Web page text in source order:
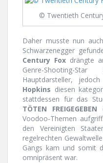
© Twentieth
Daher musste nun
Schwarzenegger
Century Foxdrängte
Genre-Shooting-Star
Hauptdarsteller,
Hopkins diesen
stattdessen für das
TÖTEN FREIGEGEBEN
Voodoo-Themen
den Vereinigten
regelrechten
Gangs kam und somit
omnipräsent war.